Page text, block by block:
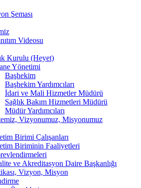
Şeması
Videosu
Kurulu (Heyet)
Yönetimi
Başhekim
Başhekim Yardımcıları
İdari ve Mali Hizmetler Müdürü
Sağlık Bakım Hizmetleri Müdürü
Müdür Yardımcıları
Vizyonumuz, Misyonumuz
Birimi Çalışanları
Biriminin Faaliyetleri
ve Akreditasyon Daire Başkanlığı
Vizyon, Misyon